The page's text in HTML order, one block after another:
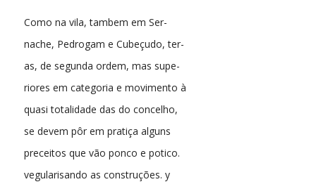
Como na vila, tambem em Ser-
nache, Pedrogam e Cubeçudo, ter-
as, de segunda ordem, mas supe-
riores em categoria e movimento à
quasi totalidade das do concelho,
se devem pôr em pratiça alguns
preceitos que vão ponco e potico.
vegularisando as construções. y